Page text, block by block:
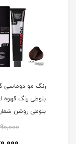
رنگ مو دوماسی
بلوطی رنگ قهوه